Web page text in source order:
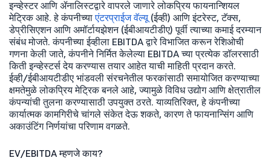
इन्व्हेस्टर आणि ॲनालिस्टद्वारे वापरले जाणारे लोकप्रिय फायनान्शियल
मेट्रिक आहे. हे कंपनीच्याएंटरप्राईज वॅल्यू (ईव्ही) आणि इंटरेस्ट, टॅक्स,
डेप्रीसिएशन आणि अमॉर्टायझेशन (ईबीआयटीडीए) पूर्वी त्याच्या कमाई दरम्यान
संबंध मोजते. कंपनीच्या ईव्हीला EBITDA द्वारे विभाजित करून रेशिओची
गणना केली जाते, कंपनीने निर्मित केलेल्या EBITDA च्या प्रत्येक डॉलरसाठी
किती इन्व्हेस्टर्स देय करण्यास तयार आहेत याची माहिती प्रदान करते.
ईव्ही/ईबीआयटीडीए भांडवली संरचनेतील फरकांसाठी समायोजित करण्याच्या
क्षमतेमुळे लोकप्रिय मेट्रिक बनले आहे, ज्यामुळे विविध उद्योग आणि क्षेत्रातील
कंपन्यांची तुलना करण्यासाठी उपयुक्त ठरते. याव्यतिरिक्त, हे कंपनीच्या
कार्यात्मक कामगिरीचे चांगले संकेत देऊ शकते, कारण ते फायनान्सिंग आणि
अकाउंटिंग निर्णयांचा परिणाम वगळते.
EV/EBITDA म्हणजे काय?